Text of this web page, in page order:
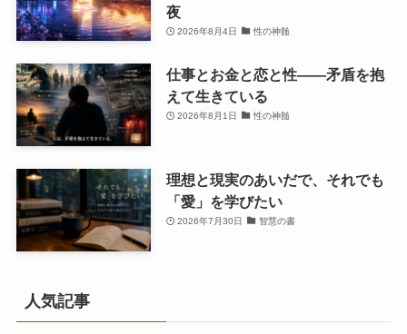
夜
2026年8月4日 性の神髄
仕事とお金と恋と性——矛盾を抱
えて生きている
2026年8月1日 性の神髄
理想と現実のあいだで、それでも
「愛」を学びたい
2026年7月30日 智慧の書
人気記事